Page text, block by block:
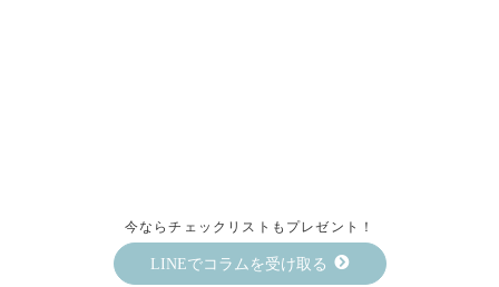
今ならチェックリストもプレゼント！
LINEでコラムを受け取る